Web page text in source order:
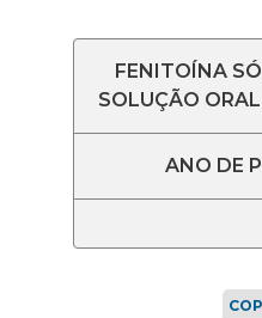
FENITOÍNA
SOLUÇÃO
ANO DE